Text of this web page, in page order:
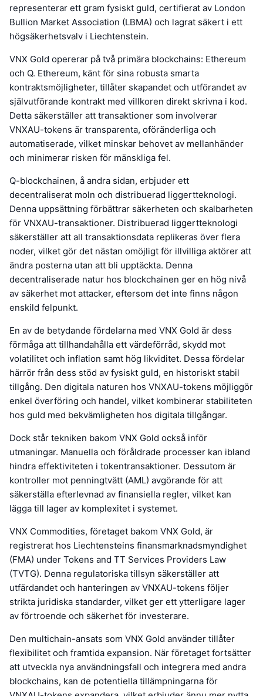
representerar ett gram fysiskt guld, certifierat av London
Bullion Market Association (LBMA) och lagrat säkert i ett
högsäkerhetsvalv i Liechtenstein.
VNX Gold opererar på två primära blockchains: Ethereum
och Q. Ethereum, känt för sina robusta smarta
kontraktsmöjligheter, tillåter skapandet och utförandet av
självutförande kontrakt med villkoren direkt skrivna i kod.
Detta säkerställer att transaktioner som involverar
VNXAU-tokens är transparenta, oföränderliga och
automatiserade, vilket minskar behovet av mellanhänder
och minimerar risken för mänskliga fel.
Q-blockchainen, å andra sidan, erbjuder ett
decentraliserat moln och distribuerad liggertteknologi.
Denna uppsättning förbättrar säkerheten och skalbarheten
för VNXAU-transaktioner. Distribuerad liggertteknologi
säkerställer att all transaktionsdata replikeras över flera
noder, vilket gör det nästan omöjligt för illvilliga aktörer att
ändra posterna utan att bli upptäckta. Denna
decentraliserade natur hos blockchainen ger en hög nivå
av säkerhet mot attacker, eftersom det inte finns någon
enskild felpunkt.
En av de betydande fördelarna med VNX Gold är dess
förmåga att tillhandahålla ett värdeförråd, skydd mot
volatilitet och inflation samt hög likviditet. Dessa fördelar
härrör från dess stöd av fysiskt guld, en historiskt stabil
tillgång. Den digitala naturen hos VNXAU-tokens möjliggör
enkel överföring och handel, vilket kombinerar stabiliteten
hos guld med bekvämligheten hos digitala tillgångar.
Dock står tekniken bakom VNX Gold också inför
utmaningar. Manuella och föråldrade processer kan ibland
hindra effektiviteten i tokentransaktioner. Dessutom är
kontroller mot penningtvätt (AML) avgörande för att
säkerställa efterlevnad av finansiella regler, vilket kan
lägga till lager av komplexitet i systemet.
VNX Commodities, företaget bakom VNX Gold, är
registrerat hos Liechtensteins finansmarknadsmyndighet
(FMA) under Tokens and TT Services Providers Law
(TVTG). Denna regulatoriska tillsyn säkerställer att
utfärdandet och hanteringen av VNXAU-tokens följer
strikta juridiska standarder, vilket ger ett ytterligare lager
av förtroende och säkerhet för investerare.
Den multichain-ansats som VNX Gold använder tillåter
flexibilitet och framtida expansion. När företaget fortsätter
att utveckla nya användningsfall och integrera med andra
blockchains, kan de potentiella tillämpningarna för